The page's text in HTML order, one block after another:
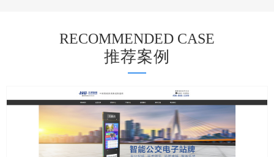
RECOMMENDED CASE
推荐案例